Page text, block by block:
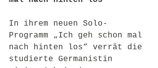
In ihrem neuen Solo-
Programm „Ich geh schon mal
nach hinten los“ verrät die
studierte Germanistin